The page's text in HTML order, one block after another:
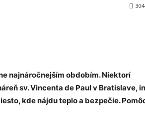
najnáročnejším obdobím. Niektorí
sv. Vincenta de Paul v Bratislave,
kde nájdu teplo a bezpečie.